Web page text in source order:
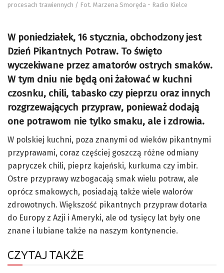
procesach trawiennych / Fot. Marzena Smoręda - Radio Kielce
W poniedziałek, 16 stycznia, obchodzony jest
Dzień Pikantnych Potraw. To święto
wyczekiwane przez amatorów ostrych smaków.
W tym dniu nie będą oni żałować w kuchni
czosnku, chili, tabasko czy pieprzu oraz innych
rozgrzewających przypraw, ponieważ dodają
one potrawom nie tylko smaku, ale i zdrowia.
W polskiej kuchni, poza znanymi od wieków pikantnymi
przyprawami, coraz częściej goszczą różne odmiany
papryczek chili, pieprz kajeński, kurkuma czy imbir.
Ostre przyprawy wzbogacają smak wielu potraw, ale
oprócz smakowych, posiadają także wiele walorów
zdrowotnych. Większość pikantnych przypraw dotarła
do Europy z Azji i Ameryki, ale od tysięcy lat były one
znane i lubiane także na naszym kontynencie.
CZYTAJ TAKŻE